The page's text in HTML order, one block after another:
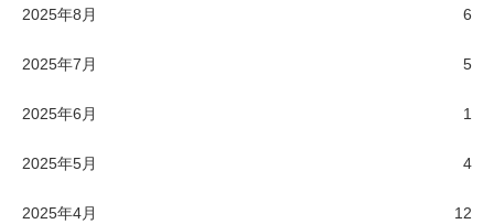
2025年8月 6
2025年7月 5
2025年6月 1
2025年5月 4
2025年4月 12